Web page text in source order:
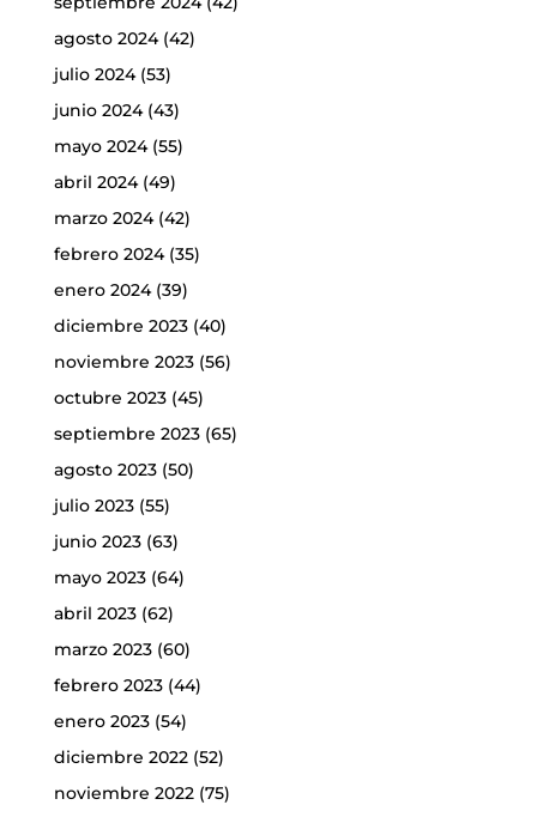
agosto 2024(42)
julio 2024(53)
junio 2024(43)
mayo 2024(55)
abril 2024(49)
marzo 2024(42)
febrero 2024(35)
enero 2024(39)
diciembre 2023(40)
noviembre 2023(56)
octubre 2023(45)
septiembre 2023(65)
agosto 2023(50)
julio 2023(55)
junio 2023(63)
mayo 2023(64)
abril 2023(62)
marzo 2023(60)
febrero 2023(44)
enero 2023(54)
diciembre 2022(52)
noviembre 2022(75)